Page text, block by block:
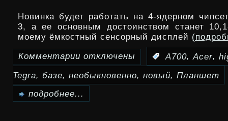
Новинка будет работать на 4-ядерном
3, а ее основным достоинством станет
моему ёмкостный сенсорный дисплей
Комментарии
записи
отключены A700, Acer,
Tegra, базе, необыкновенно, новый, Планшет
подробнее...